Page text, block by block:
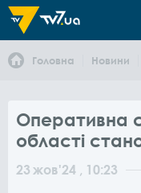
Головна Новини
Оперативна
області
23 жов'24 , 10:23